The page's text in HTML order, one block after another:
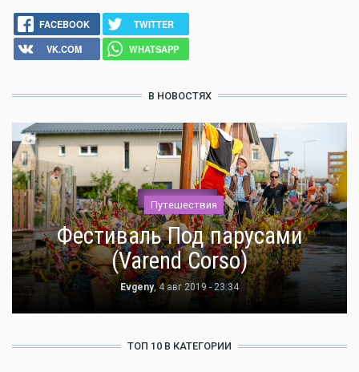
FACEBOOK
TWITTER
VK.COM
WHATSAPP
В НОВОСТЯХ
Путешествия
Фестиваль Под парусами
(Varend Corso)
Evgeny, 4 авг 2019 - 23:34
ТОП 10 В КАТЕГОРИИ